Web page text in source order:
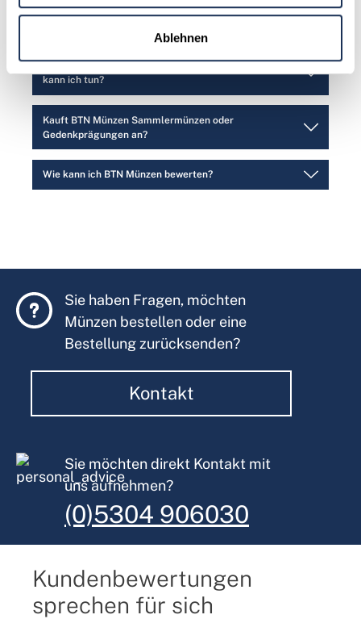
Ablehnen
Kann ich den Newsletter vorübergehend
Ich möchte keine Werbung mehr erhalten. Was
kann ich tun?
Kauft BTN Münzen Sammlermünzen oder
Gedenkprägungen an?
Wie kann ich BTN Münzen bewerten?
Sie haben Fragen, möchten
Münzen bestellen oder eine
Bestellung zurücksenden?
Kontakt
Sie möchten direkt Kontakt mit
uns aufnehmen?
(0)5304 906030
Kundenbewertungen
sprechen für sich